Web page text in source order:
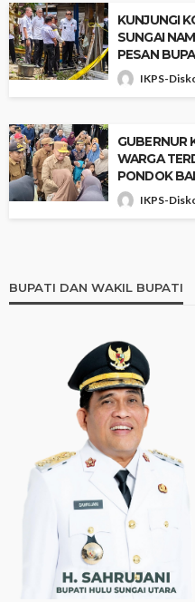
‎KUNJUNGI
SUNGAI
PESAN
IKPS-
‎GUBERNUR
WARGA
PONDOK
IKPS-
BUPATI DAN WAKIL BUPATI